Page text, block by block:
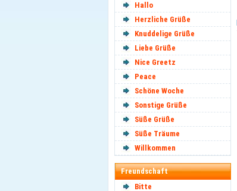
Hallo
Herzliche Grüße
Knuddelige Grüße
Liebe Grüße
Nice Greetz
Peace
Schöne Woche
Sonstige Grüße
Süße Grüße
Süße Träume
Willkommen
Freundschaft
Bitte